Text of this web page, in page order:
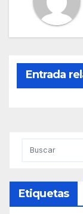
Entrada
Etiquetas